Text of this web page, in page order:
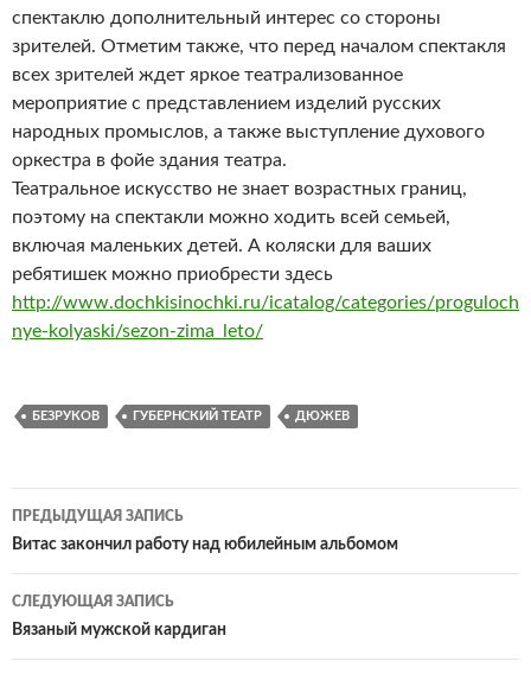
спектаклю дополнительный интерес со стороны
зрителей. Отметим также, что перед началом спектакля
всех зрителей ждет яркое театрализованное
мероприятие с представлением изделий русских
народных промыслов, а также выступление духового
оркестра в фойе здания театра.
Театральное искусство не знает возрастных границ,
поэтому на спектакли можно ходить всей семьей,
включая маленьких детей. А коляски для ваших
ребятишек можно приобрести здесь
http://www.dochkisinochki.ru/icatalog/categories/proguloch
nye-kolyaski/sezon-zima_leto/
БЕЗРУКОВ ГУБЕРНСКИЙ ТЕАТР ДЮЖЕВ
Навигация
по
записям
ПРЕДЫДУЩАЯ ЗАПИСЬ
Витас закончил работу над юбилейным альбомом
СЛЕДУЮЩАЯ ЗАПИСЬ
Вязаный мужской кардиган